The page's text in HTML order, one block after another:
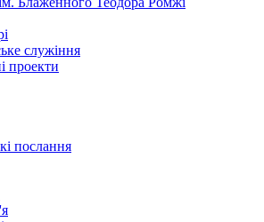
служіння
проекти
послання